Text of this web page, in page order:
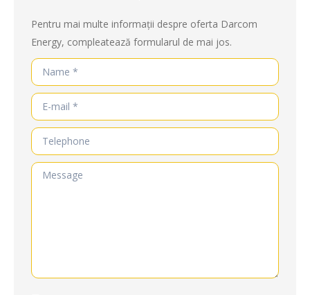
Pentru mai multe informații despre oferta Darcom
Energy, compleatează formularul de mai jos.
Name *
E-mail *
Telephone
Message